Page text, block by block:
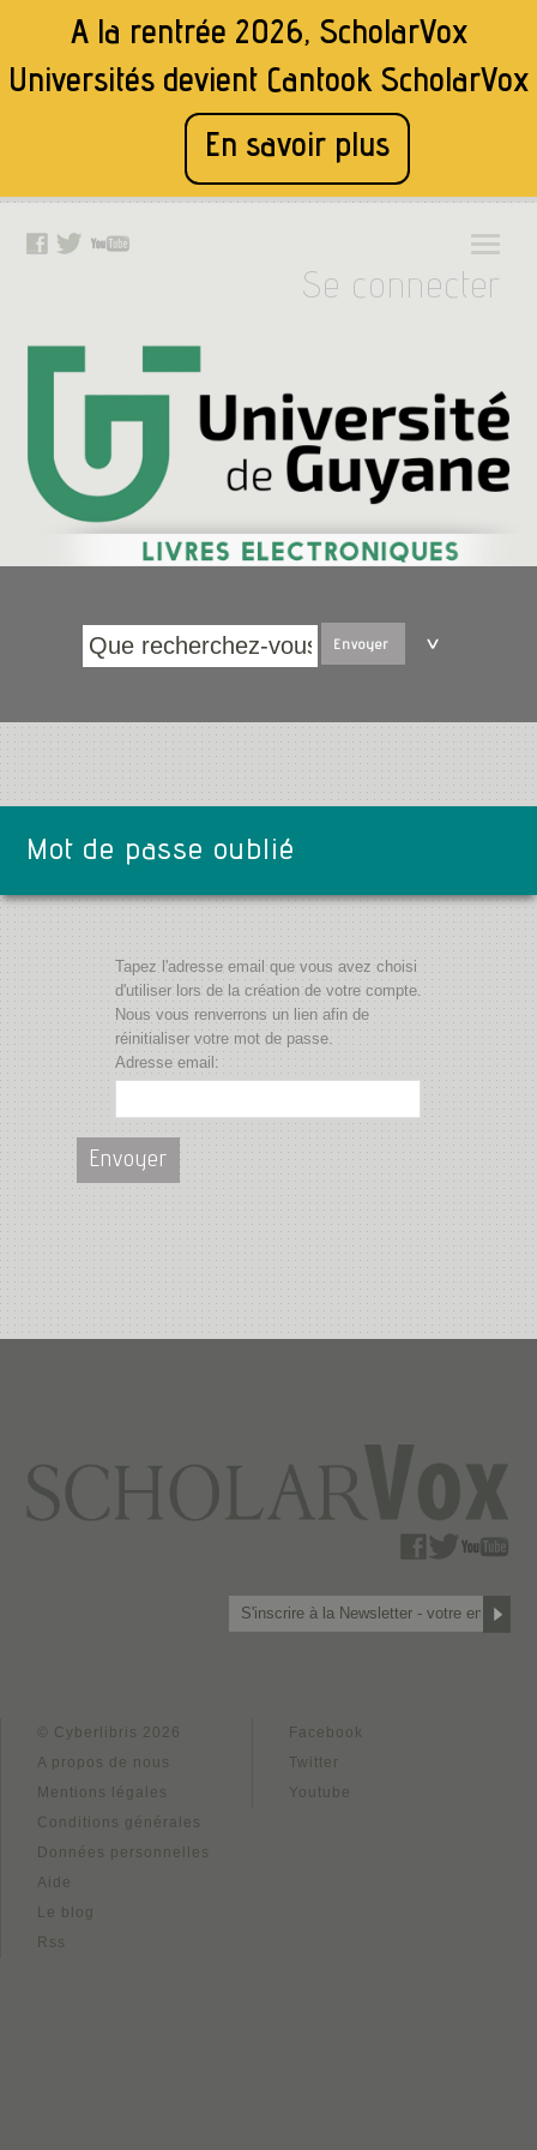
A la rentrée 2026, ScholarVox
Universités devient Cantook ScholarVox
En savoir plus
Se connecter
Envoyer
Mot de passe oublié
Tapez l'adresse email que vous avez choisi
d'utiliser lors de la création de votre compte.
Nous vous renverrons un lien afin de
réinitialiser votre mot de passe.
Adresse email:
© Cyberlibris 2026
A propos de nous
Mentions légales
Conditions générales
Données personnelles
Aide
Le blog
Rss
Facebook
Twitter
Youtube